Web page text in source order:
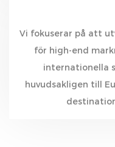
Vi fokuserar på att
för high-end
internationella
huvudsakligen till